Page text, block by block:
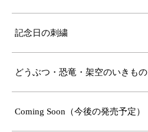
記念日の刺繍
どうぶつ・恐竜・架空のいきもの
Coming Soon（今後の発売予定）